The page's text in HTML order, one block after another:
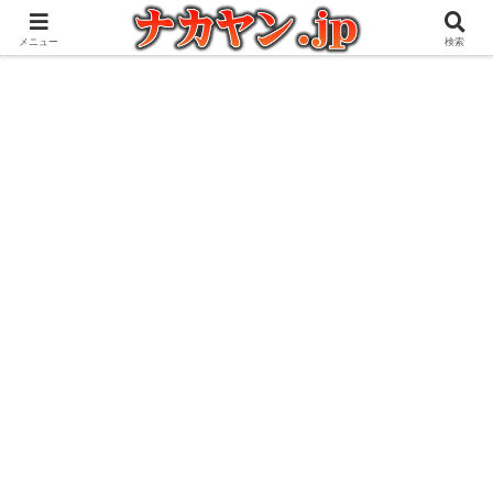
アウトドアとガジェット好きな管理人の愉快な日々を綴るブログ
メニュー 検索